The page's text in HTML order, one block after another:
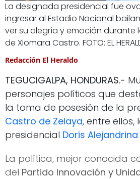
La designada presidencial fue
ingresar al Estadio Nacional
ver su alegría y emoción durante
de Xiomara Castro. FOTO: EL
Redacción El Heraldo
TEGUCIGALPA, HONDURAS.-
personajes políticos que
la toma de posesión de la
Castro de Zelaya, entre
presidencial Doris
La política, mejor conocida
del Partido Innovación y